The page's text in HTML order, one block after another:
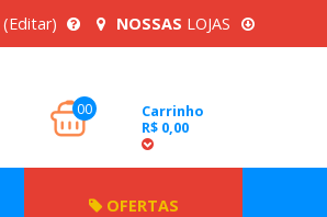
(Editar) NOSSAS LOJAS
00
Carrinho
R$ 0,00
OFERTAS